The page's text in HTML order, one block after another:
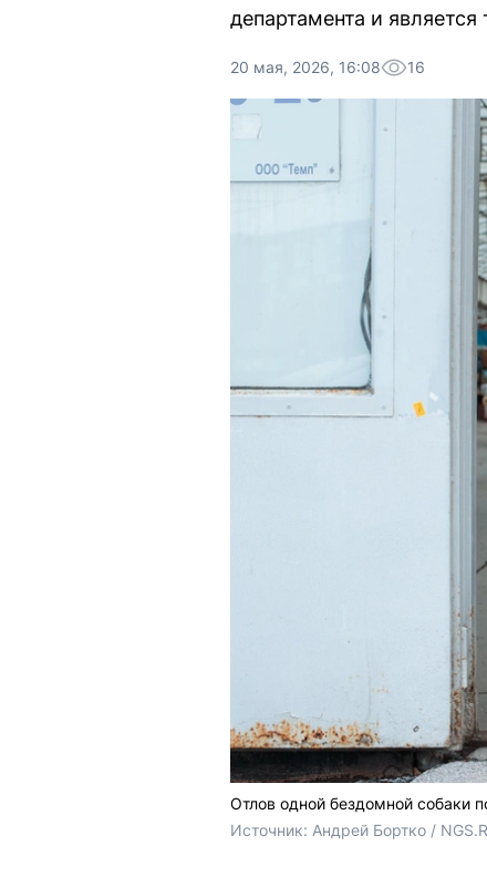
департамента и
20 мая, 2026, 16:08 16
Отлов одной бездомной собаки
Источник: Андрей Бортко /